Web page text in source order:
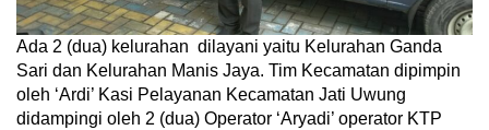
Ada 2 (dua) kelurahan dilayani yaitu Kelurahan Ganda
Sari dan Kelurahan Manis Jaya. Tim Kecamatan dipimpin
oleh ‘Ardi’ Kasi Pelayanan Kecamatan Jati Uwung
didampingi oleh 2 (dua) Operator ‘Aryadi’ operator KTP